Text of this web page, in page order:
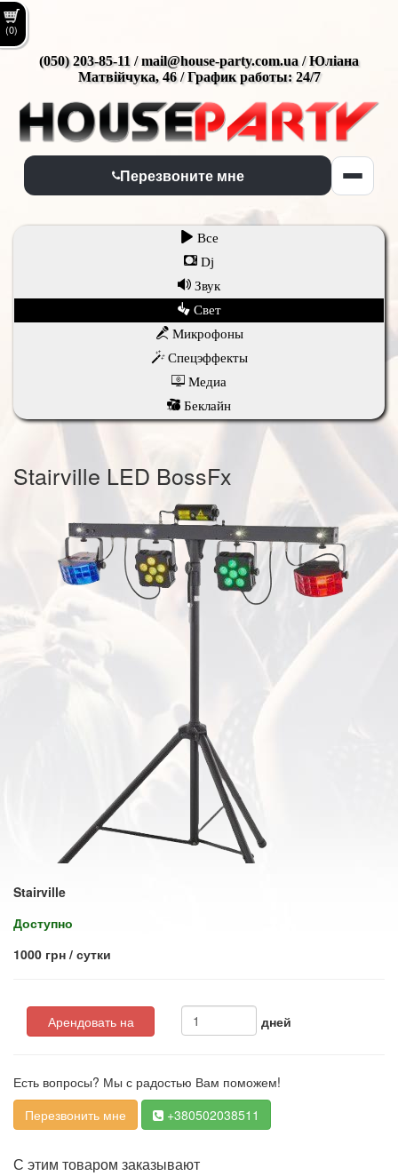
(0)
(050) 203-85-11 / mail@house-party.com.ua / Юліана
Матвійчука, 46 / График работы: 24/7
Перезвоните мне
Все
Dj
Звук
Свет
Микрофоны
Спецэффекты
Медиа
Беклайн
Stairville LED BossFx
Stairville
Доступно
1000 грн / сутки
Арендовать на дней
Есть вопросы? Мы с радостью Вам поможем!
Перезвонить мне
+380502038511
С этим товаром заказывают